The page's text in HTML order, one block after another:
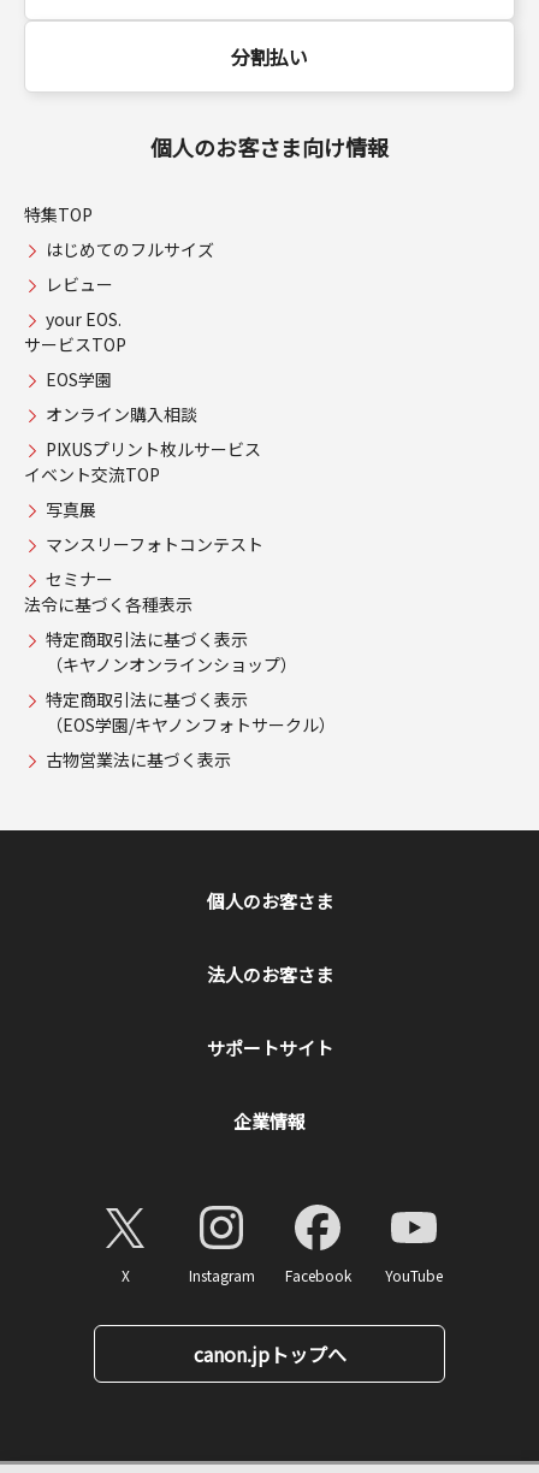
分割払い
個人のお客さま向け情報
特集TOP
はじめてのフルサイズ
レビュー
your EOS.
サービスTOP
EOS学園
オンライン購入相談
PIXUSプリント枚ルサービス
イベント交流TOP
写真展
マンスリーフォトコンテスト
セミナー
法令に基づく各種表示
特定商取引法に基づく表示
（キヤノンオンラインショップ）
特定商取引法に基づく表示
（EOS学園/キヤノンフォトサークル）
古物営業法に基づく表示
個人のお客さま
法人のお客さま
サポートサイト
企業情報
X Instagram Facebook YouTube
canon.jpトップへ